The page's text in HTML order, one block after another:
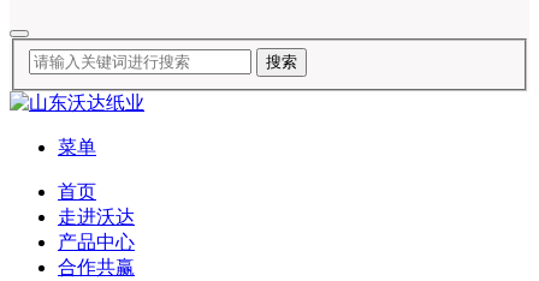
菜单
首页
走进沃达
产品中心
合作共赢